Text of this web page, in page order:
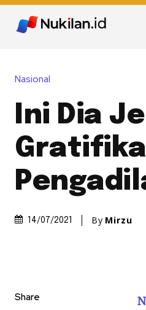
Nasional
Ini Dia
14/07/2021 By Mirzu
Share